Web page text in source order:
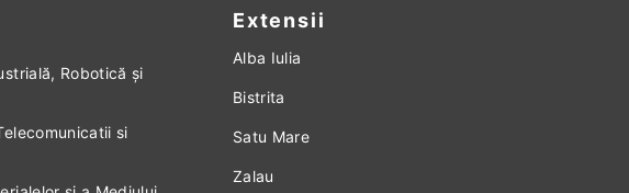
Robotică și
si
Extensii
Alba Iulia
Bistrita
Satu Mare
Zalau